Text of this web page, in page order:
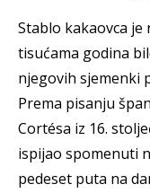
Stablo kakaovca
tisućama godina
njegovih sjemenki
Prema pisanju
Cortésa iz 16.
ispijao spomenuti
pedeset puta na